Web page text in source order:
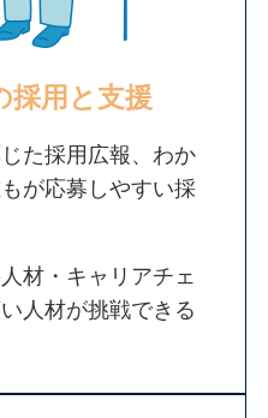
採用と支援
た採用広報、わか
が応募しやすい採
材・キャリアチェ
人材が挑戦できる